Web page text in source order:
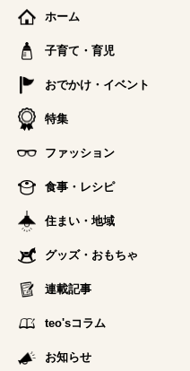
ホーム
子育て・育児
おでかけ・イベント
特集
ファッション
食事・レシピ
住まい・地域
グッズ・おもちゃ
連載記事
teo'sコラム
お知らせ